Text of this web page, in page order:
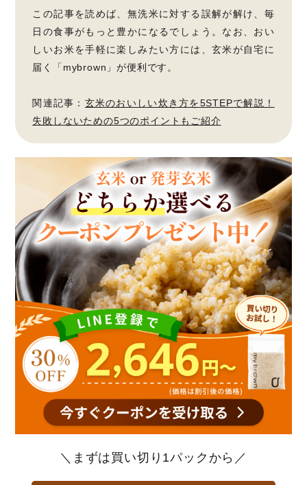
この記事を読めば、無洗米に対する誤解が解け、毎
日の食事がもっと豊かになるでしょう。なお、おい
しいお米を手軽に楽しみたい方には、玄米が自宅に
届く「mybrown」が便利です。
関連記事： 玄米のおいしい炊き方を5STEPで解説！
失敗しないための5つのポイントもご紹介
＼まずは買い切り1パックから／